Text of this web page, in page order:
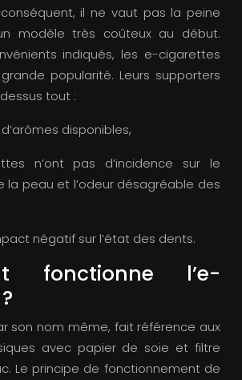
conséquent, il ne vaut pas la peine
modèle très coûteux au début.
indiqués, les e-cigarettes
popularité. Leurs supporters
tout :
disponibles,
n’ont pas d’incidence sur le
la peau et l’odeur désagréable des
négatif sur l’état des dents.
fonctionne l’e-
son nom même, fait référence aux
avec papier de soie et filtre
Le principe de fonctionnement de